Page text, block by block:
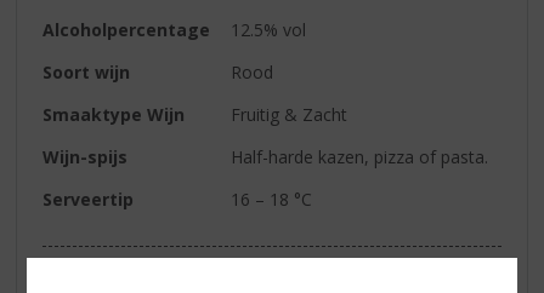
Alcoholpercentage
12.5% vol
Soort wijn
Rood
Smaaktype Wijn
Fruitig & Zacht
Wijn-spijs
Half-harde kazen, pizza of pasta.
Serveertip
16 – 18 °C